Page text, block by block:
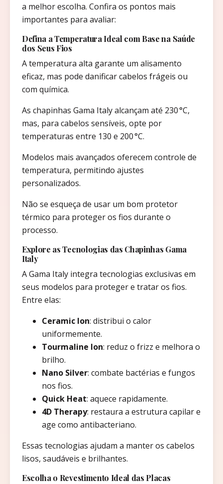
a melhor escolha. Confira os pontos mais
importantes para avaliar:
Defina a Temperatura Ideal com Base na Saúde
dos Seus Fios
A temperatura alta garante um alisamento
eficaz, mas pode danificar cabelos frágeis ou
com química.
As chapinhas Gama Italy alcançam até 230 °C,
mas, para cabelos sensíveis, opte por
temperaturas entre 130 e 200 °C.
Modelos mais avançados oferecem controle de
temperatura, permitindo ajustes
personalizados.
Não se esqueça de usar um bom protetor
térmico para proteger os fios durante o
processo.
Explore as Tecnologias das Chapinhas Gama
Italy
A Gama Italy integra tecnologias exclusivas em
seus modelos para proteger e tratar os fios.
Entre elas:
Ceramic Ion: distribui o calor
uniformemente.
Tourmaline Ion: reduz o frizz e melhora o
brilho.
Nano Silver: combate bactérias e fungos
nos fios.
Quick Heat: aquece rapidamente.
4D Therapy: restaura a estrutura capilar e
age como antibacteriano.
Essas tecnologias ajudam a manter os cabelos
lisos, saudáveis e brilhantes.
Escolha o Revestimento Ideal das Placas